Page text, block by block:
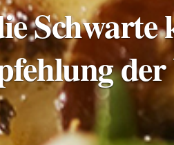
Schwarte
der